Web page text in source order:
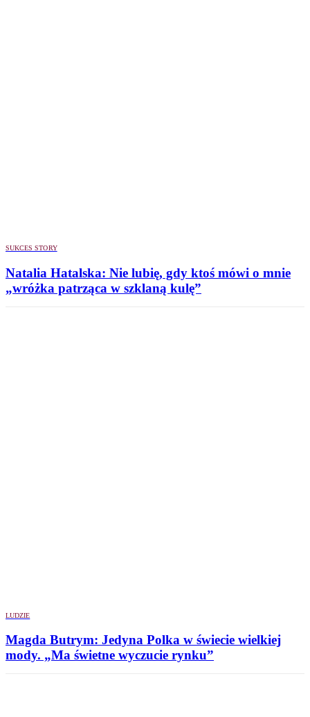
SUKCES STORY
Natalia Hatalska: Nie lubię, gdy ktoś mówi o mnie
„wróżka patrząca w szklaną kulę”
LUDZIE
Magda Butrym: Jedyna Polka w świecie wielkiej
mody. „Ma świetne wyczucie rynku”